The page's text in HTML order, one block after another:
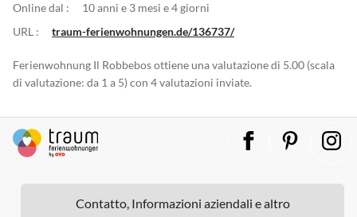
Online dal :
10 anni e 3 mesi e 4 giorni
URL :
traum-ferienwohnungen.de/136737/
Ferienwohnung Il Robbebos ottiene una valutazione di 5.00 (scala
di valutazione: da 1 a 5) con 4 valutazioni inviate.
Contatto, Informazioni aziendali e altro